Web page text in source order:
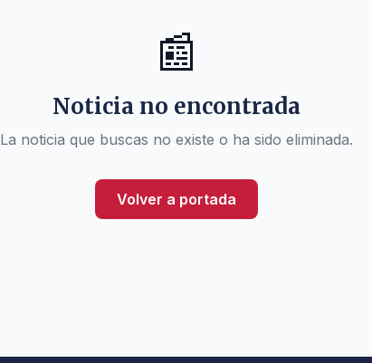
📰
Noticia no encontrada
La noticia que buscas no existe o ha sido eliminada.
Volver a portada